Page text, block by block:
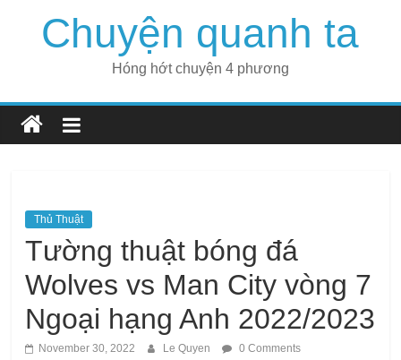
Chuyện quanh ta
Hóng hớt chuyện 4 phương
Thủ Thuật
Tường thuật bóng đá
Wolves vs Man City vòng 7
Ngoại hạng Anh 2022/2023
November 30, 2022 Le Quyen 0 Comments